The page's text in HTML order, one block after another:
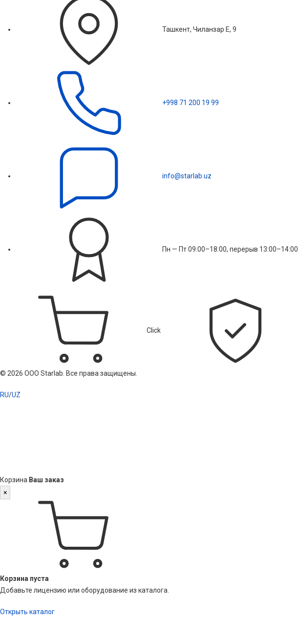
Ташкент, Чиланзар Е, 9
+998 71 200 19 99
info@starlab.uz
Пн — Пт 09:00–18:00, перерыв 13:00–14:00
Click
© 2026 ООО Starlab. Все права защищены.
RU/UZ
Корзина Ваш заказ
×
Корзина пуста
Добавьте лицензию или оборудование из каталога.
Открыть каталог